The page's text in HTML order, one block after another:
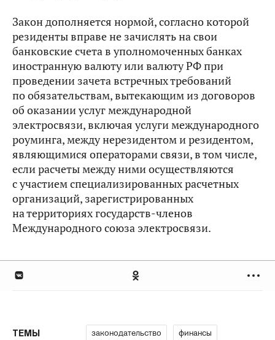
Закон дополняется нормой, согласно которой
резиденты вправе не зачислять на свои
банковские счета в уполномоченных банках
иностранную валюту или валюту РФ при
проведении зачета встречных требований
по обязательствам, вытекающим из договоров
об оказании услуг международной
электросвязи, включая услуги международного
роуминга, между нерезидентом и резидентом,
являющимися операторами связи, в том числе,
если расчеты между ними осуществляются
с участием специализированных расчетных
организаций, зарегистрированных
на территориях государств-членов
Международного союза электросвязи.
ТЕМЫ законодательство финансы